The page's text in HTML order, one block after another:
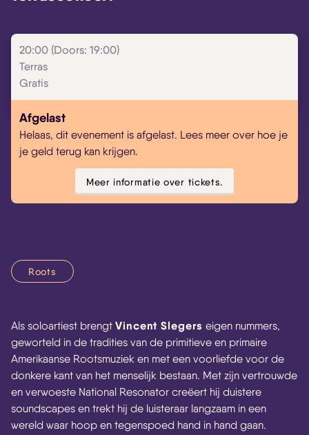
20:00 (Doors: 19:00)
Terras
Gratis
Afgelast
Helaas, dit evenement is afgelast. Lees meer over hoe je
je geld terug kan krijgen.
Meer informatie over tickets.
Roots
Als soloartiest brengt Vincent Slegers eigen nummers,
geworteld in de tradities van de primitieve en primaire
Amerikaanse Rootsmuziek en met een voorliefde voor de
donkere kant van het menselijk bestaan. Met zijn vertrouwde
en verwoeste National Resonator creëert hij duistere
soundscapes en trekt hij de luisteraar langzaam in een
wereld waar hoop en tegenspoed hand in hand gaan.